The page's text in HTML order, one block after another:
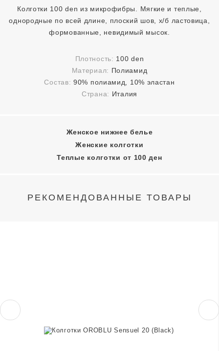
Колготки 100 den из микрофибры. Мягкие и теплые,
однородные по всей длине, плоский шов, х/б ластовица,
формованные, невидимый мысок.
Плотность: 100 den
Материал: Полиамид
Состав:90% полиамид, 10% эластан
Страна: Италия
Женское нижнее белье
Женские колготки
Теплые колготки от 100 ден
РЕКОМЕНДОВАННЫЕ ТОВАРЫ